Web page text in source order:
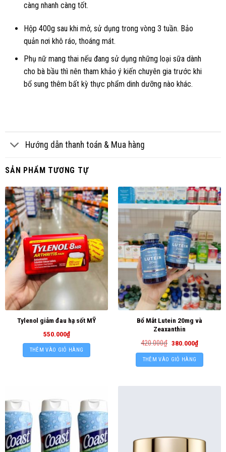
càng nhanh càng tốt.
Hộp 400g sau khi mở, sử dụng trong vòng 3 tuần. Bảo
quản nơi khô ráo, thoáng mát.
Phụ nữ mang thai nếu đang sử dụng những loại sữa dành
cho bà bầu thì nên tham khảo ý kiến chuyên gia trước khi
bổ sung thêm bất kỳ thực phẩm dinh dưỡng nào khác.
Hướng dẫn thanh toán & Mua hàng
SẢN PHẨM TƯƠNG TỰ
Tylenol giảm đau hạ sốt MỸ
550.000₫
THÊM VÀO GIỎ HÀNG
Bổ Mắt Lutein 20mg và
Zeaxanthin
420.000₫ 380.000₫
THÊM VÀO GIỎ HÀNG